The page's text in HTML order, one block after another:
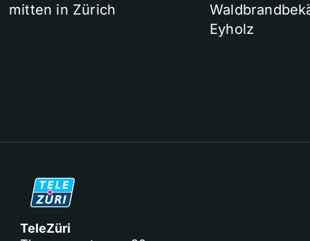
mitten in Zürich
Eyholz
TeleZüri